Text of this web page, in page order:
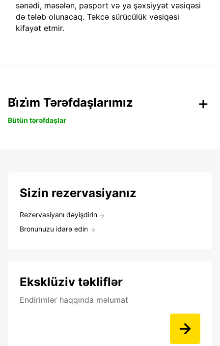
sənədi, məsələn, pasport və ya şəxsiyyət vəsiqəsi
də tələb olunacaq. Təkcə sürücülük vəsiqəsi
kifayət etmir.
Bi̇zi̇m Tərəfdaşlarımız
Bütün tərəfdaşlar
Sizin rezervasiyanız
Rezervasiyanı dəyişdirin
Bronunuzu idarə edin
Eksklüziv təkliflər
Endirimlər haqqında məlumat